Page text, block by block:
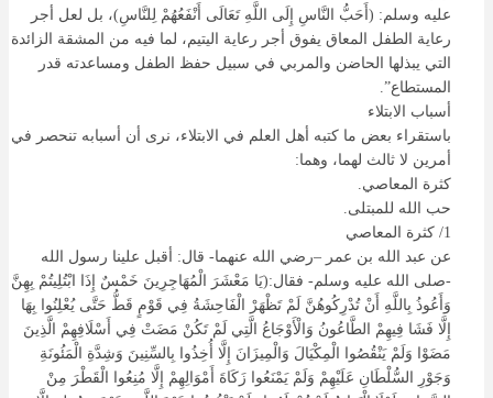
عليه وسلم: (أَحَبُّ النَّاسِ إِلَى اللَّهِ تَعَالَى أَنْفَعُهُمْ لِلنَّاسِ)، بل لعل أجر
رعاية الطفل المعاق يفوق أجر رعاية اليتيم، لما فيه من المشقة الزائدة
التي يبذلها الحاضن والمربي في سبيل حفظ الطفل ومساعدته قدر
المستطاع”.
أسباب الابتلاء
باستقراء بعض ما كتبه أهل العلم في الابتلاء، نرى أن أسبابه تنحصر في
أمرين لا ثالث لهما، وهما:
كثرة المعاصي.
حب الله للمبتلى.
1/ كثرة المعاصي
عن عبد الله بن عمر –رضي الله عنهما- قال: أقبل علينا رسول الله
-صلى الله عليه وسلم- فقال:(يَا مَعْشَرَ الْمُهَاجِرِينَ خَمْسٌ إِذَا ابْتُلِيتُمْ بِهِنَّ
وَأَعُوذُ بِاللَّهِ أَنْ تُدْرِكُوهُنَّ لَمْ تَظْهَرْ الْفَاحِشَةُ فِي قَوْمٍ قَطُّ حَتَّى يُعْلِنُوا بِهَا
إِلَّا فَشَا فِيهِمْ الطَّاعُونُ وَالْأَوْجَاعُ الَّتِي لَمْ تَكُنْ مَضَتْ فِي أَسْلَافِهِمْ الَّذِينَ
مَضَوْا وَلَمْ يَنْقُصُوا الْمِكْيَالَ وَالْمِيزَانَ إِلَّا أُخِذُوا بِالسِّنِينَ وَشِدَّةِ الْمَئُونَةِ
وَجَوْرِ السُّلْطَانِ عَلَيْهِمْ وَلَمْ يَمْنَعُوا زَكَاةَ أَمْوَالِهِمْ إِلَّا مُنِعُوا الْقَطْرَ مِنْ